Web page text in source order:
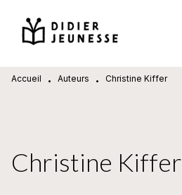
MENU RECHERCHE
PIED DE PAGE
Accueil • Auteurs • Christine Kiffer
Christine Kiffer